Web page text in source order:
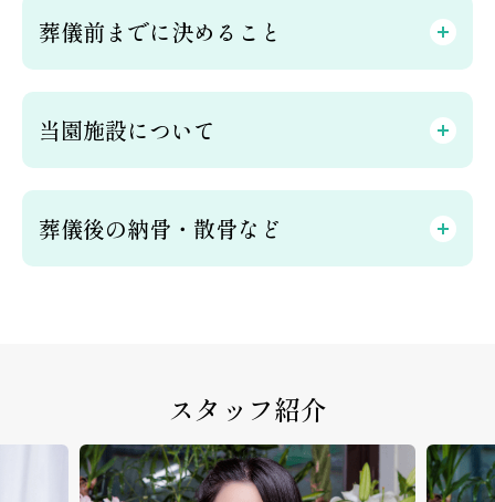
葬儀前までに決めること
当園施設について
葬儀後の納骨・散骨など
スタッフ紹介